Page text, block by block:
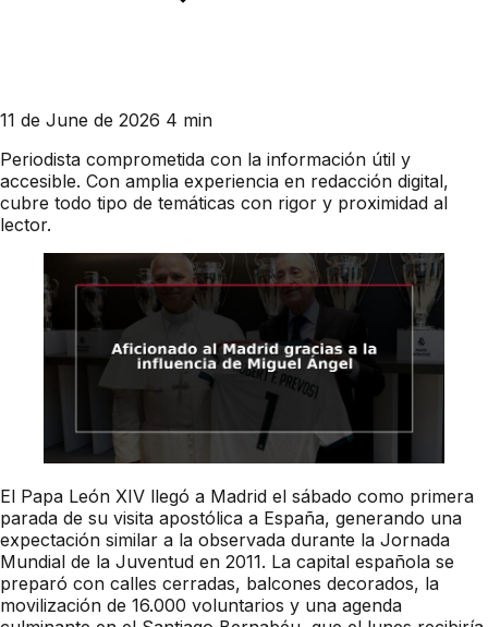
11 de June de 2026 4 min
Periodista comprometida con la información útil y
accesible. Con amplia experiencia en redacción digital,
cubre todo tipo de temáticas con rigor y proximidad al
lector.
El Papa León XIV llegó a Madrid el sábado como primera
parada de su visita apostólica a España, generando una
expectación similar a la observada durante la Jornada
Mundial de la Juventud en 2011. La capital española se
preparó con calles cerradas, balcones decorados, la
movilización de 16.000 voluntarios y una agenda